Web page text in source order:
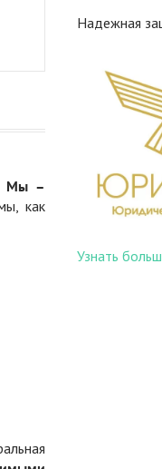
Мы –
как
Надежная
Узнать